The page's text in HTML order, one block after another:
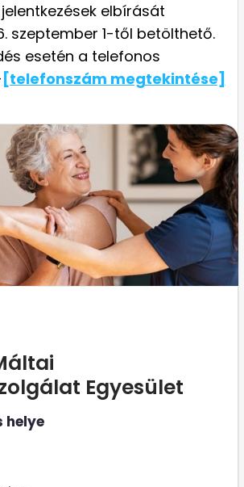
elbírását
szeptember 1-től betölthető.
esetén a telefonos
[telefonszám megtekintése]
Egyesület
helye